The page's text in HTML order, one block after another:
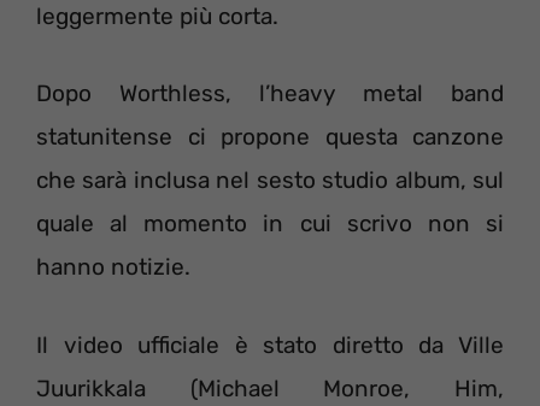
leggermente più corta.
Dopo Worthless, l’heavy metal band
statunitense ci propone questa canzone
che sarà inclusa nel sesto studio album, sul
quale al momento in cui scrivo non si
hanno notizie.
Il video ufficiale è stato diretto da Ville
Juurikkala (Michael Monroe, Him,